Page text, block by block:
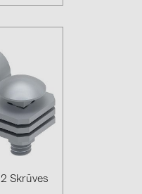
Skrūves